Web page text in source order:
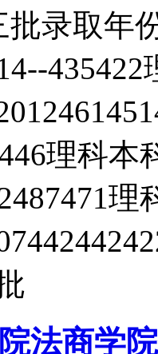
批录取年
435422
理科本
理
法商学